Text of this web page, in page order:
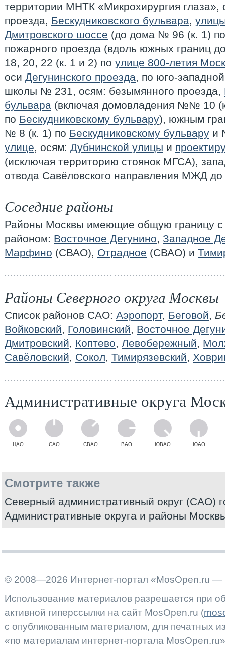
территории МНТК «Микрохирургия глаза»,
проезда, Бескудниковского бульвара,
Дмитровского шоссе (до дома № 96 (к. 1)
пожарного проезда (вдоль южных границ
18, 20, 22 (к. 1 и 2) по улице 800-летия
оси Дегунинского проезда, по юго-
школы № 231, осям: безымянного проезда,
бульвара (включая домовладения №№ 10
по Бескудниковскому бульвару), южным
№ 8 (к. 1) по Бескудниковскому бульвару и
улице, осям: Дубнинской улицы и
(исключая территорию стоянок МГСА),
отвода Савёловского направления МЖД
Соседние районы
Районы Москвы имеющие общую границу с
районом: Восточное Дегунино, Западное
Марфино (СВАО), Отрадное (СВАО) и
Районы Северного округа Москвы
Список районов САО: Аэропорт, Беговой,
Войковский, Головинский, Восточное
Дмитровский, Коптево, Левобережный,
Савёловский, Сокол, Тимирязевский,
Административные округа
ЦАО САО СВАО ВАО ЮВАО ЮАО
Смотрите также
Северный административный округ (САО)
Административные округа и районы
© 2008—2026 Интернет-портал «MosOpen.ru —
Использование материалов разрешается при
активной гиперссылки на сайт MosOpen.ru (
с опубликованным материалом, для печатных
«по материалам интернет-портала